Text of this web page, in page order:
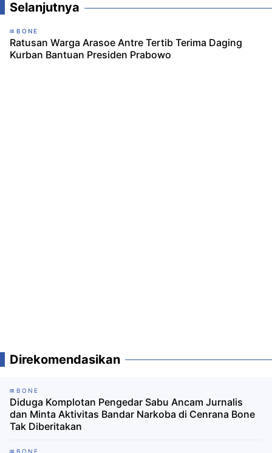
Selanjutnya
BONE
Ratusan Warga Arasoe Antre Tertib Terima Daging
Kurban Bantuan Presiden Prabowo
Direkomendasikan
BONE
Diduga Komplotan Pengedar Sabu Ancam Jurnalis
dan Minta Aktivitas Bandar Narkoba di Cenrana Bone
Tak Diberitakan
BONE